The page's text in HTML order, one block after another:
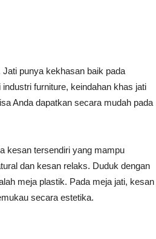
punya kekhasan baik pada
furniture, keindahan khas jati
Anda dapatkan secara mudah pada
kesan tersendiri yang mampu
dan kesan relaks. Duduk dengan
meja plastik. Pada meja jati, kesan
secara estetika.